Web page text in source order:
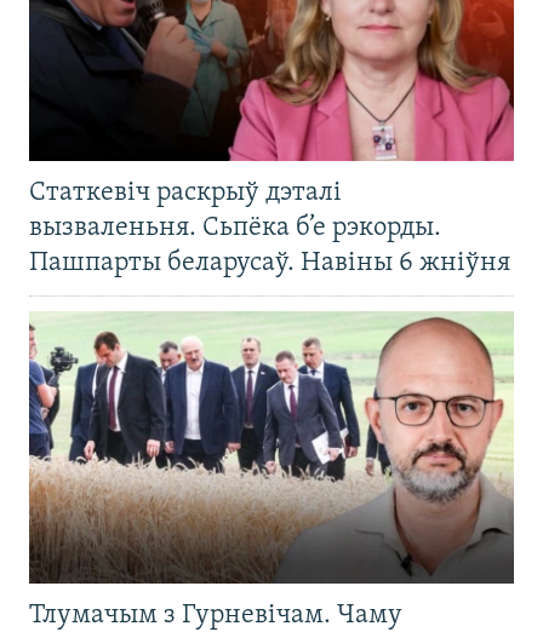
Статкевіч раскрыў дэталі
вызваленьня. Сьпёка б’е рэкорды.
Пашпарты беларусаў. Навіны 6 жніўня
Тлумачым з Гурневічам. Чаму